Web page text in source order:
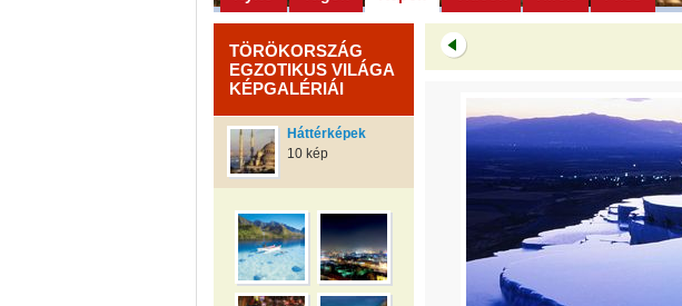
TÖRÖKORSZÁG
EGZOTIKUS VILÁGA
KÉPGALÉRIÁI
Háttérképek
10 kép